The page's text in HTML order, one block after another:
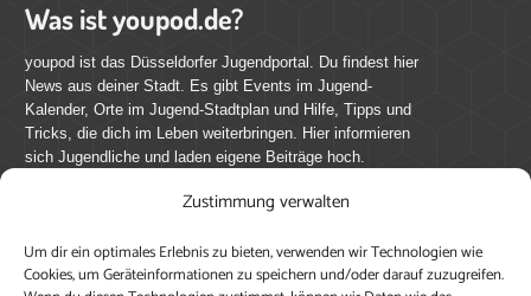
Zustimmung verwalten
Um dir ein optimales Erlebnis zu bieten, verwenden wir Technologien wie
Cookies, um Geräteinformationen zu speichern und/oder darauf zuzugreifen.
Was ist youpod.de?
youpod ist das Düsseldorfer Jugendportal. Du findest hier
News aus deiner Stadt. Es gibt Events im Jugend-
Kalender, Orte im Jugend-Stadtplan und Hilfe, Tipps und
Tricks, die dich im Leben weiterbringen. Hier informieren
sich Jugendliche und laden eigene Beiträge hoch.
youpod.de lebt von Menschen wie dir. Sammel